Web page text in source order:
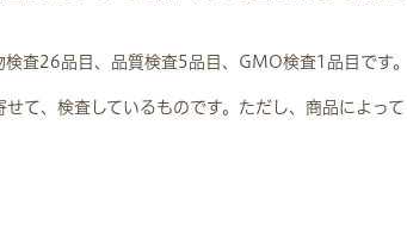
査26品目、品質検査5品目、GMO検査1品目です。
て、検査しているものです。ただし、商品によって